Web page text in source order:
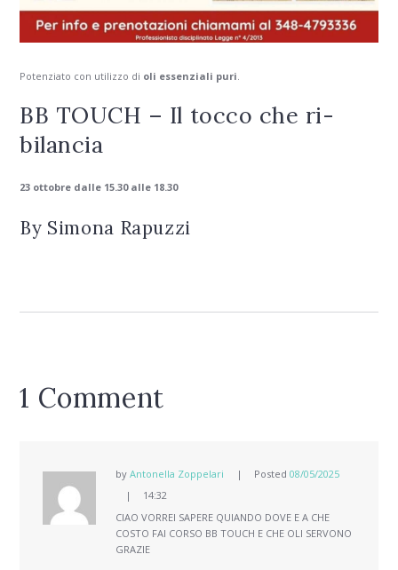
Potenziato con utilizzo di oli essenziali puri.
BB TOUCH – Il tocco che ri-
bilancia
23 ottobre dalle 15.30 alle 18.30
By Simona Rapuzzi
1 Comment
byAntonella Zoppelari Posted 08/05/2025
14:32
CIAO VORREI SAPERE QUIANDO DOVE E A CHE
COSTO FAI CORSO BB TOUCH E CHE OLI SERVONO
GRAZIE